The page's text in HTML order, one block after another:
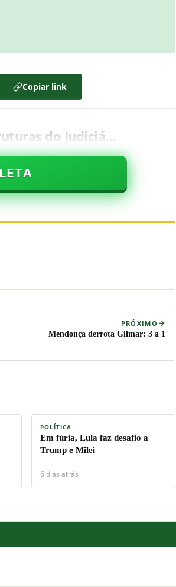
Copiar link
do Judiciá…
PRÓXIMO
Mendonça derrota Gilmar: 3 a 1
POLÍTICA
Em fúria, Lula faz desafio a
Trump e Milei
6 dias atrás